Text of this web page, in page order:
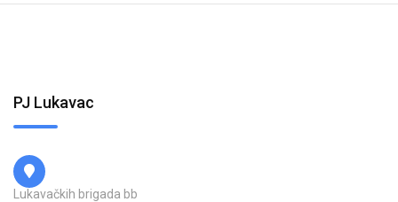
PJ Lukavac
Lukavačkih brigada bb